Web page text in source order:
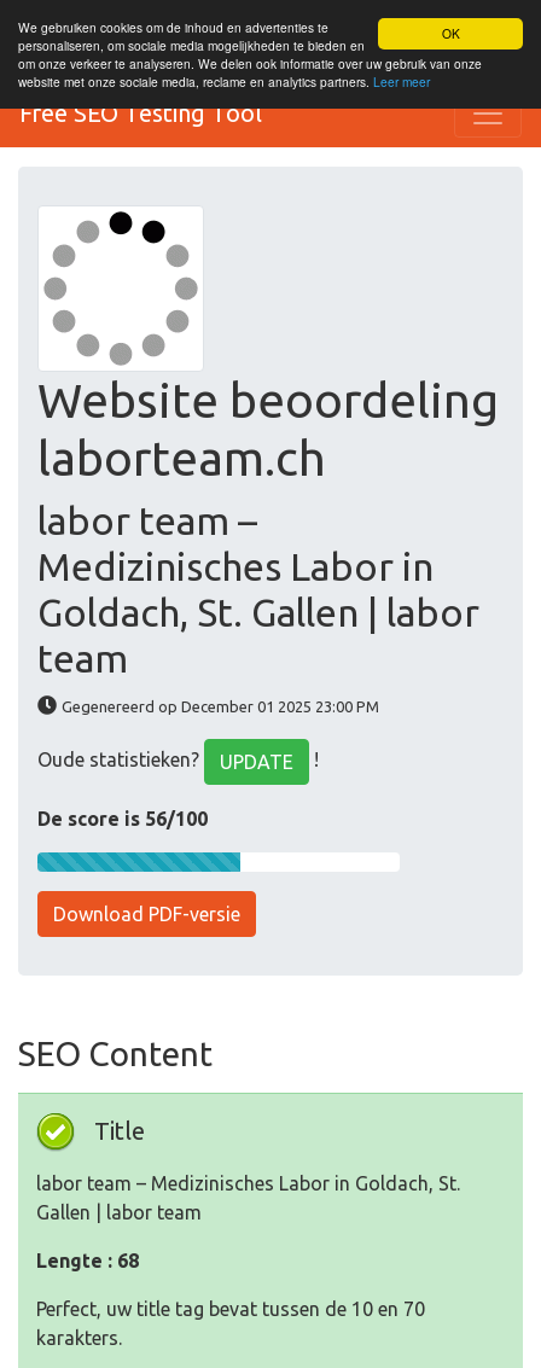
OK
We gebruiken cookies om de inhoud en advertenties te
personaliseren, om sociale media mogelijkheden te bieden en
om onze verkeer te analyseren. We delen ook informatie over uw gebruik van onze
website met onze sociale media, reclame en analytics partners. Leer meer
Free SEO Testing Tool
Website beoordeling
laborteam.ch
labor team –
Medizinisches Labor in
Goldach, St. Gallen | labor
team
Gegenereerd op December 01 2025 23:00 PM
Oude statistieken? UPDATE !
De score is 56/100
Download PDF-versie
SEO Content
Title
labor team – Medizinisches Labor in Goldach, St.
Gallen | labor team
Lengte : 68
Perfect, uw title tag bevat tussen de 10 en 70
karakters.